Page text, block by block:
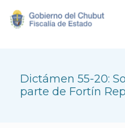
Dictámen 55-20:
parte de Fortín